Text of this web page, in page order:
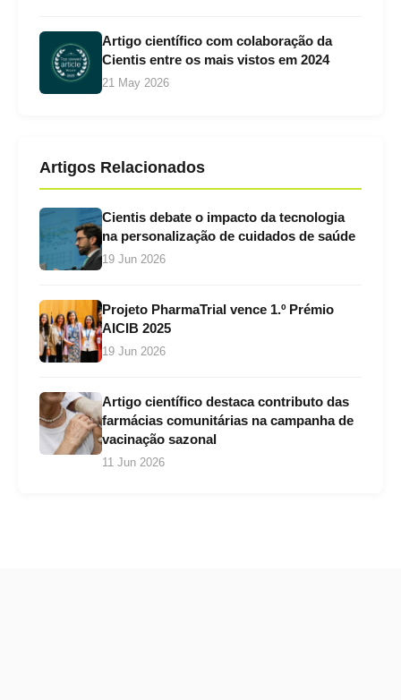
Artigo científico com colaboração da
Cientis entre os mais vistos em 2024
21 May 2026
Artigos Relacionados
Cientis debate o impacto da tecnologia
na personalização de cuidados de saúde
19 Jun 2026
Projeto PharmaTrial vence 1.º Prémio
AICIB 2025
19 Jun 2026
Artigo científico destaca contributo das
farmácias comunitárias na campanha de
vacinação sazonal
11 Jun 2026